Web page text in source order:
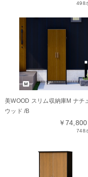
498
美WOOD スリム収納庫M ナチ
ウッド /B
￥74,800
748